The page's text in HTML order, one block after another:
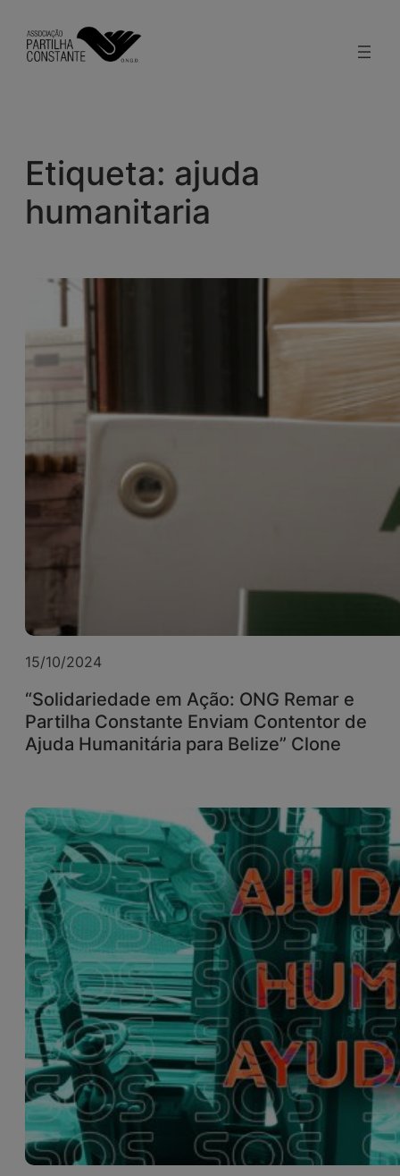
para
Etiqueta: ajuda
humanitaria
15/10/2024
“Solidariedade em Ação: ONG Remar e
Partilha Constante Enviam Contentor de
Ajuda Humanitária para Belize” Clone